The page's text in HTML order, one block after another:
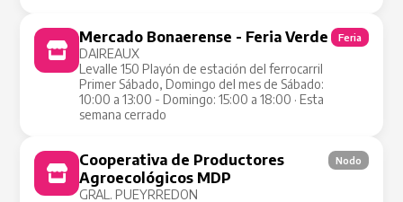
Mercado Bonaerense - Feria Verde
DAIREAUX
Levalle 150 Playón de estación del ferrocarril
Primer Sábado, Domingo del mes de Sábado:
10:00 a 13:00 - Domingo: 15:00 a 18:00 · Esta
semana cerrado
Feria
Cooperativa de Productores
Agroecológicos MDP
GRAL. PUEYRREDON
Nodo